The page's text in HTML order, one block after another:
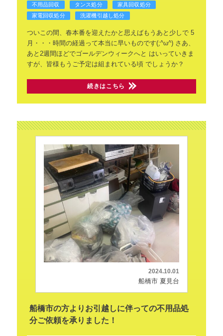
不用品回収 タンス処分
家具回収処分
家電回収処分
洗濯機引越し処分
ついこの間、春本番を迎えたかと思えばもうあと少しで5
月・・・時間の経過って本当に早いものです(;^ω^)さあ、
あと2週間ほどでゴールデンウィークへと はいっていきま
すが、皆様もうご予定は組まれている頃でしょうか？
続きはこちら
2024.10.01
船橋市 夏見台
船橋市の方よりお引越しに伴っての不用品処
分ご依頼を承りました！